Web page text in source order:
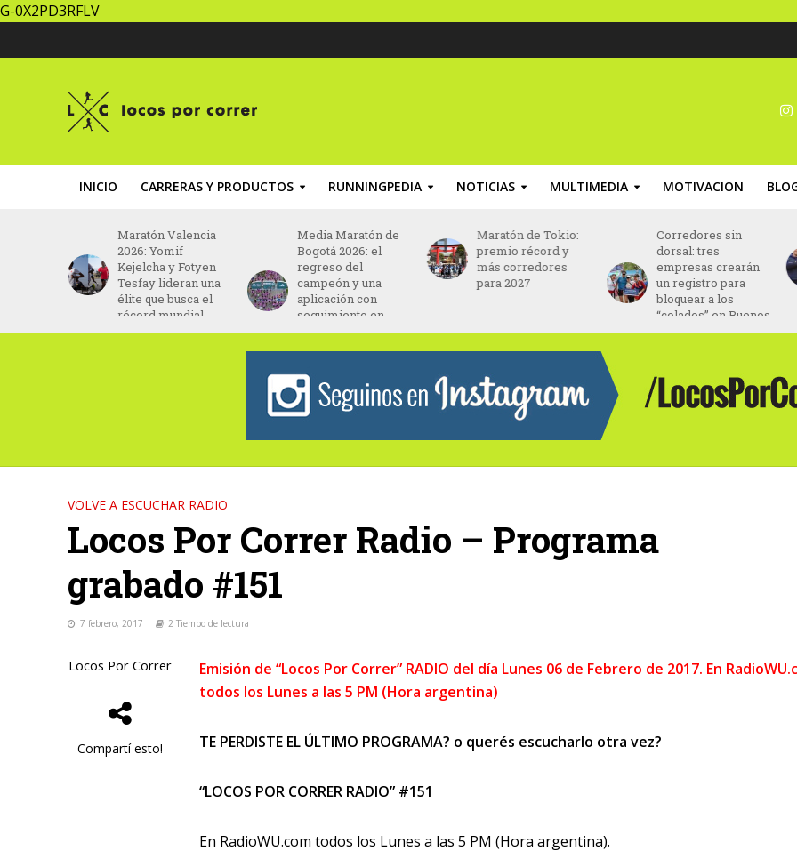
G-0X2PD3RFLV
INICIO CARRERAS Y PRODUCTOS RUNNINGPEDIA NOTICIAS MULTIMEDIA MOTIVACION
Maratón Valencia
2026: Yomif
Kejelcha y Fotyen
Tesfay lideran una
élite que busca el
récord mundial
Media Maratón de
Bogotá 2026: el
regreso del
campeón y una
aplicación con
seguimiento en
tiempo real para
Maratón de Tokio:
premio récord y
más corredores
para 2027
Corredores sin
dorsal: tres
empresas crearán
un registro para
bloquear a los
“colados” en Buenos
Aires
VOLVE A ESCUCHAR RADIO
Locos Por Correr Radio – Programa
grabado #151
7 febrero, 2017 2 Tiempo de lectura
Locos Por Correr
Compartí esto!
Emisión de “Locos Por Correr” RADIO del día Lunes 06 de Febrero de 2017. En
todos los Lunes a las 5 PM (Hora argentina)
TE PERDISTE EL ÚLTIMO PROGRAMA? o querés escucharlo otra vez?
“LOCOS POR CORRER RADIO” #151
En RadioWU.com todos los Lunes a las 5 PM (Hora argentina).